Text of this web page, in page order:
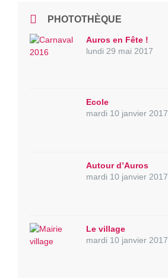
PHOTOTHÈQUE
Auros en Fête !
lundi 29 mai 2017
Ecole
mardi 10 janvier 2017
Autour d’Auros
mardi 10 janvier 2017
Le village
mardi 10 janvier 2017